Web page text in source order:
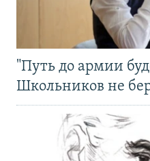
"Путь до армии
Школьников не